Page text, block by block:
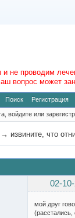
не проводим
вопрос может
Поиск Регистрация
войдите или
→ извините, что
02-
мой друг
(расстались,